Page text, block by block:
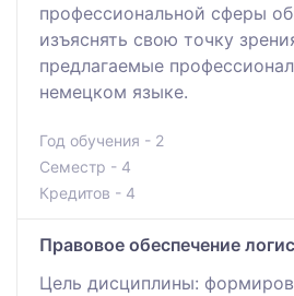
профессиональной сферы
изъяснять свою точку
предлагаемые
немецком языке.
Год обучения - 2
Семестр - 4
Кредитов - 4
Правовое обеспечение
Цель дисциплины: